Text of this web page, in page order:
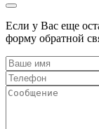
Если у Вас еще
форму обратной